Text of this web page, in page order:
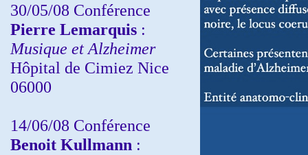
30/05/08 Conférence
Pierre Lemarquis :
Musique et Alzheimer
Hôpital de Cimiez Nice
06000
14/06/08 Conférence
Benoit Kullmann :